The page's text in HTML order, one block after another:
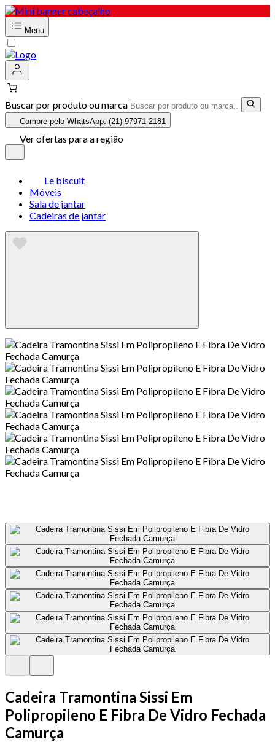
Menu
Buscar por produto ou marca
Compre pelo WhatsApp: (21) 97971-2181
Ver ofertas para a região
Le biscuit
Móveis
Sala de jantar
Cadeiras de jantar
Cadeira Tramontina Sissi Em
Polipropileno E Fibra De Vidro Fechada
Camurça